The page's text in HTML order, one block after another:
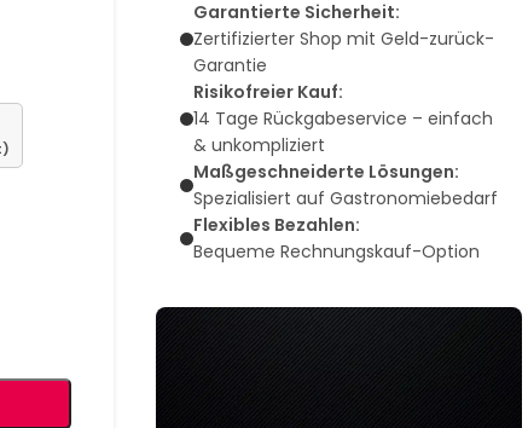
Garantierte Sicherheit:
Zertifizierter Shop mit Geld-zurück-
Garantie
Risikofreier Kauf:
14 Tage Rückgabeservice – einfach
& unkompliziert
Maßgeschneiderte Lösungen:
Spezialisiert auf Gastronomiebedarf
Flexibles Bezahlen:
Bequeme Rechnungskauf-Option